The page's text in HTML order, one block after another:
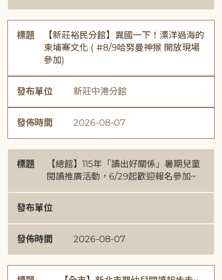
標題
【新莊裕民分館】異國一下！漂洋過海的
柬埔寨文化 ( #8/9哈努曼神猴 開放現場
參加)
發布單位 新莊中港分館
發佈時間 2026-08-07
標題
【總館】115年「讀出好關係」暑期兒童
閱讀推廣活動，6/29起歡迎報名參加~
發布單位
發佈時間 2026-08-07